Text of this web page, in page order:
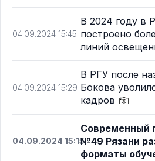
04.09.2024 15:45
В 2024 году в
построено
линий
04.09.2024 15:29
В РГУ после
Бокова
кадров
04.09.2024 15:15
Современный
№49 Рязани
форматы